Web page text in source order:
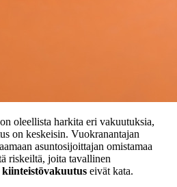
oleellista harkita eri vakuutuksia,
on keskeisin. Vuokranantajan
asuntosijoittajan omistamaa
riskeiltä, joita tavallinen
eivät kata.